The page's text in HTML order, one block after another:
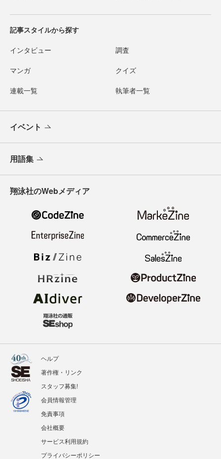
記事スタイルから探す
インタビュー 調査
マンガ クイズ
連載一覧 執筆者一覧
イベント
用語集
翔泳社のWebメディア
ヘルプ
著作権・リンク
スタッフ募集!
会員情報管理
免責事項
会社概要
サービス利用規約
プライバシーポリシー